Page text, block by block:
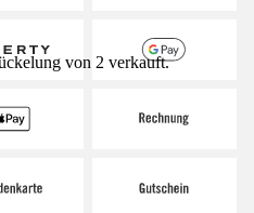
von 2 verkauft.